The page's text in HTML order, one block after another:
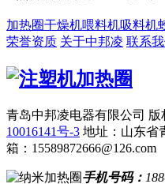
加热圈干燥机喂料机吸料机
荣誉资质 关于中邦凌 联系
青岛中邦凌电器有限公司 版
10016141号-3 地址：山东省
箱：15589872666@126.com
手机号码：